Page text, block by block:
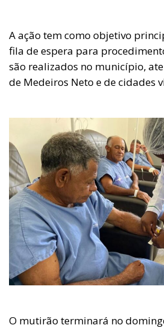
A ação tem como objetivo
fila de espera para
são realizados no município,
de Medeiros Neto e de cidades
O mutirão terminará no